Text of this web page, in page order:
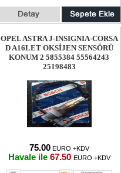
OPEL ASTRA J-INSIGNIA-CORSA
D A16LET OKSİJEN SENSÖRÜ
KONUM 2 5855384 55564243
25198483
75.00 EURO +KDV
Havale ile 67.50 EURO +KDV